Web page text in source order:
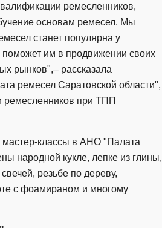
ремесленников,
основам ремесел. Мы
станет популярна у
поможет им в продвижении своих
рынков",– рассказала
ремесел Саратовской области",
ремесленников при ТПП
классы в АНО "Палата
народной кукле, лепке из глины,
резьбе по дереву,
с фоамираном и многому